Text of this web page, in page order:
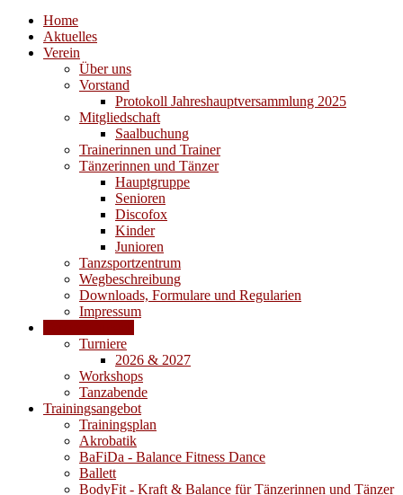
Home
Aktuelles
Verein
Über uns
Vorstand
Protokoll Jahreshauptversammlung 2025
Mitgliedschaft
Saalbuchung
Trainerinnen und Trainer
Tänzerinnen und Tänzer
Hauptgruppe
Senioren
Discofox
Kinder
Junioren
Tanzsportzentrum
Wegbeschreibung
Downloads, Formulare und Regularien
Impressum
Turniere
2026 & 2027
Workshops
Tanzabende
Trainingsangebot
Trainingsplan
Akrobatik
BaFiDa - Balance Fitness Dance
Ballett
BodyFit - Kraft & Balance für Tänzerinnen und Tänzer